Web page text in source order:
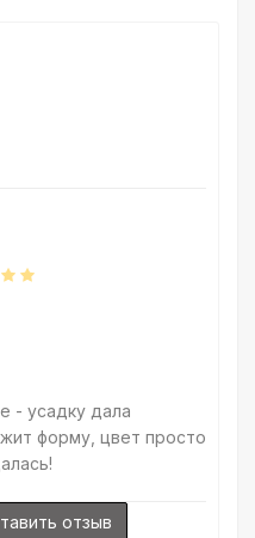
одного простого факта:
определения
поэтому мы
перед покупкой любой
индивидуальным пошивом
Вам улучшить работу с
- усадку дала
форму, цвет просто
отзыв